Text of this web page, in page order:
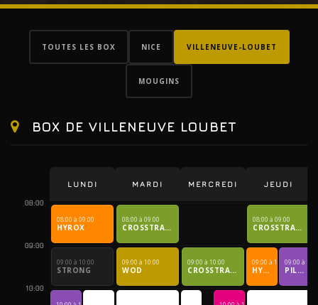
TOUTES LES BOX NICE VILLENEUVE-LOUBET
MOUGINS
BOX DE VILLENEUVE LOUBET
LUNDI MARDI MERCREDI JEUDI
08:00
09:00
10:00
08:00 à 09:00
HYROX
09:00 à 10:00
STRONG
08:00 à 09:00
CROSSTRAINING
09:00 à 10:00
WOD
09:00 à 10:00
CROSSTRAINING
08:00 à 09:00
CROSSTRAINING
09:00 à 10:00
HYROX
09:00 à
PILATES - STRETCHING